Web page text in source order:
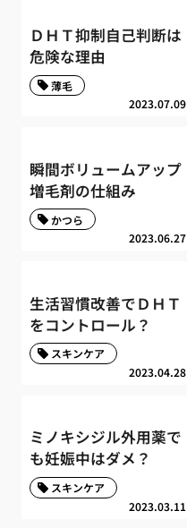
ＤＨＴ抑制自己判断は
危険な理由
2023.07.09
薄毛
瞬間ボリュームアップ
増毛剤の仕組み
2023.06.27
かつら
生活習慣改善でＤＨＴ
をコントロール？
2023.04.28
スキンケア
ミノキシジル外用薬で
も妊娠中はダメ？
2023.03.11
スキンケア